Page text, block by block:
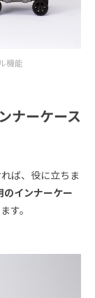
機能
ナーケース
ば、役に立ちま
のインナーケー
す。